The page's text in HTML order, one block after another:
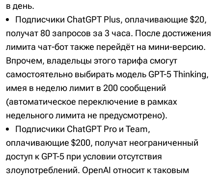
в день.
Подписчики ChatGPT Plus, оплачивающие $20,
получат 80 запросов за 3 часа. После достижения
лимита чат-бот также перейдёт на мини-версию.
Впрочем, владельцы этого тарифа смогут
самостоятельно выбирать модель GPT-5 Thinking,
имея в неделю лимит в 200 сообщений
(автоматическое переключение в рамках
недельного лимита не предусмотрено).
Подписчики ChatGPT Pro и Team,
оплачивающие $200, получат неограниченный
доступ к GPT-5 при условии отсутствия
злоупотреблений. OpenAI относит к таковым